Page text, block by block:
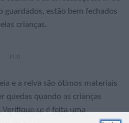
guardados, estão bem fechados
crianças.
e a relva são ótimos materiais
quedas quando as crianças
se é feita uma